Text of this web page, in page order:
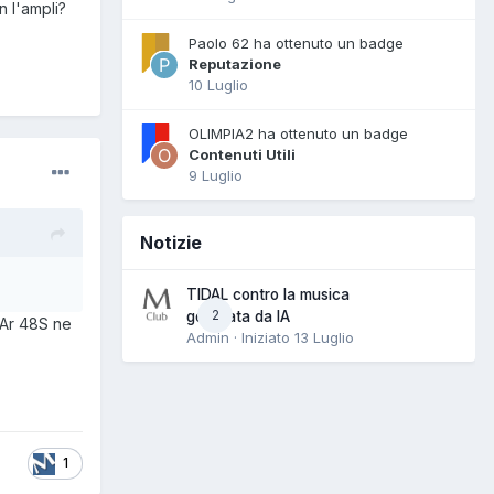
l'ampli?
48S ne
1
Paolo 62 ha ottenuto un badge
Reputazione
10 Luglio
OLIMPIA2 ha ottenuto un badge
Contenuti Utili
9 Luglio
Notizie
2
TIDAL contro la musica
generata da IA
Admin · Iniziato 13 Luglio